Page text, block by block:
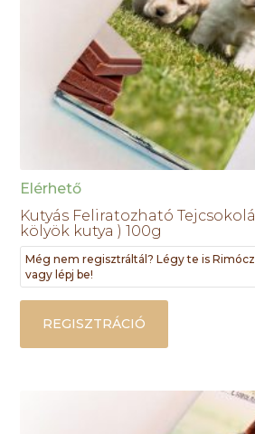
Elérhető
Kutyás Feliratozható
kölyök kutya ) 100g
Még nem regisztráltál? Légy te is
vagy lépj be!
REGISZTRÁCIÓ